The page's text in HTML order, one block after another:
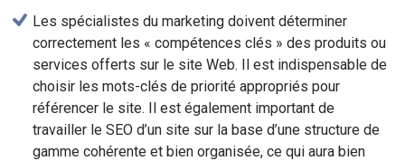
Les spécialistes du marketing doivent déterminer
correctement les « compétences clés » des produits ou
services offerts sur le site Web. Il est indispensable de
choisir les mots-clés de priorité appropriés pour
référencer le site. Il est également important de
travailler le SEO d’un site sur la base d’une structure de
gamme cohérente et bien organisée, ce qui aura bien